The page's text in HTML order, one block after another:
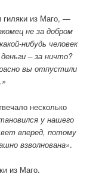
гиляки из Маго, —
не за добром
нибудь человек
– за ничто?
вы отпустили
несколько
у нашего
вперед, потому
взволнована».
из Маго.